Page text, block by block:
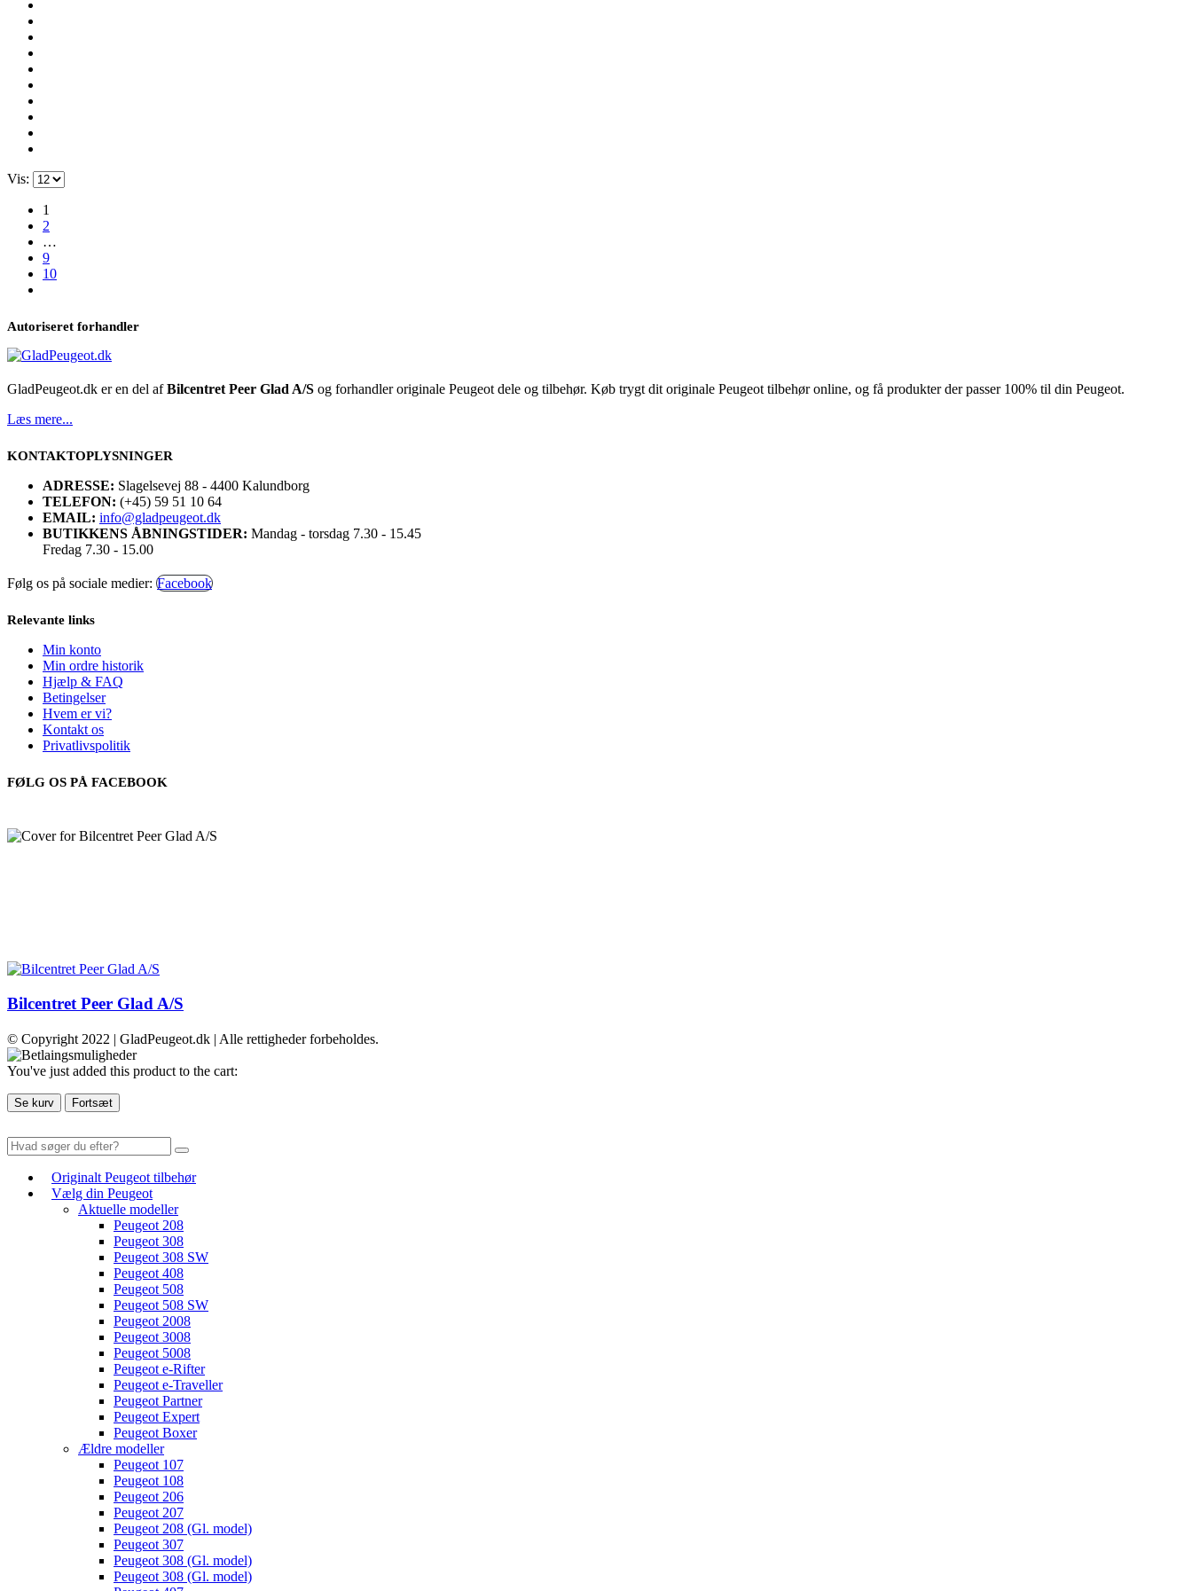
Vis:
1
2
…
9
10
Autoriseret forhandler
GladPeugeot.dk er en del afBilcentret Peer Glad A/S og forhandler originale Peugeot dele og tilbehør. Køb trygt dit originale Peugeot tilbehør online, og få produkter der passer 100% til din Peugeot.
Læs mere...
KONTAKTOPLYSNINGER
ADRESSE: Slagelsevej 88 - 4400 Kalundborg
TELEFON: (+45) 59 51 10 64
EMAIL: info@gladpeugeot.dk
BUTIKKENS ÅBNINGSTIDER: Mandag - torsdag 7.30 - 15.45
Fredag 7.30 - 15.00
Følg os på sociale medier: Facebook
Relevante links
Min konto
Min ordre historik
Hjælp & FAQ
Betingelser
Hvem er vi?
Kontakt os
Privatlivspolitik
FØLG OS PÅ FACEBOOK
Bilcentret Peer Glad A/S
© Copyright 2022 | GladPeugeot.dk | Alle rettigheder forbeholdes.
You've just added this product to the cart:
Se kurv Fortsæt
Originalt Peugeot tilbehør
Vælg din Peugeot
Aktuelle modeller
Peugeot 208
Peugeot 308
Peugeot 308 SW
Peugeot 408
Peugeot 508
Peugeot 508 SW
Peugeot 2008
Peugeot 3008
Peugeot 5008
Peugeot e-Rifter
Peugeot e-Traveller
Peugeot Partner
Peugeot Expert
Peugeot Boxer
Ældre modeller
Peugeot 107
Peugeot 108
Peugeot 206
Peugeot 207
Peugeot 208 (Gl. model)
Peugeot 307
Peugeot 308 (Gl. model)
Peugeot 308 (Gl. model)